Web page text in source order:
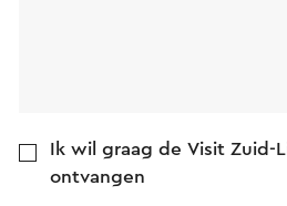
Ik wil graag de Visit Zuid-
ontvangen